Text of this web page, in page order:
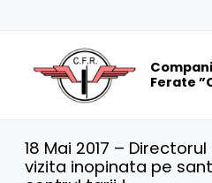
Ferate
18 Mai 2017 –
vizita inopinata pe